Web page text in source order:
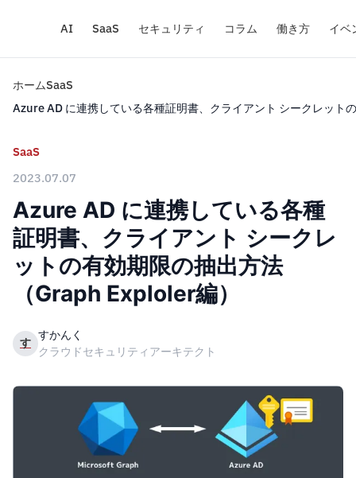
AI SaaS セキュリティ コラム 働き方 イベ
ホームSaaS
Azure AD に連携している各種証明書、クライアント シークレッ
SaaS
2023.07.07
Azure AD に連携している各種
証明書、クライアント シークレ
ットの有効期限の抽出方法
（Graph Exploler編）
す すかんく
クラウドセキュリティアーキテクト